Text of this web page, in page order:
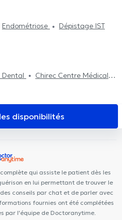
Gynécologues à Genval
du sein
Infections
Endométriose Dépistage IST
Dental
Chirec Centre Médical
Ixelles
Stay Strong Ixelles
Kio Medical Center
Basic-Fit Etterbeek
Lalaing
disponibilités
qui assiste le patient dès les
en lui permettant de trouver le
conseils par chat et de parler avec
fournies ont été complétées
par l'équipe de Doctoranytime.